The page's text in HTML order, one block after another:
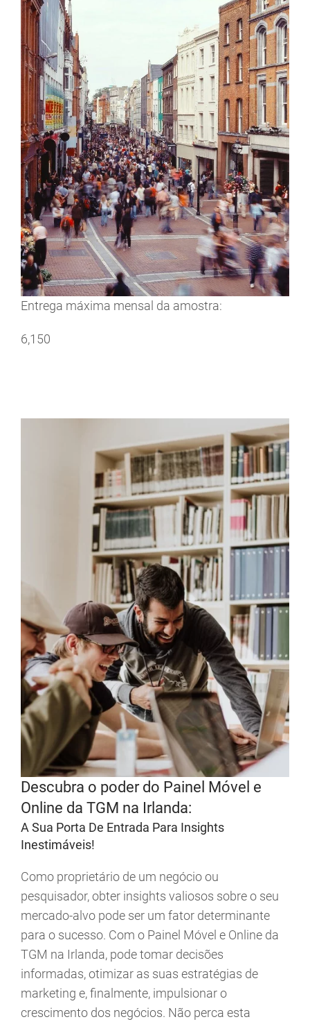
Entrega máxima mensal da amostra:
6,150
Descubra o poder do Painel Móvel e
Online da TGM na Irlanda:
A Sua Porta De Entrada Para Insights
Inestimáveis!
Como proprietário de um negócio ou
pesquisador, obter insights valiosos sobre o seu
mercado-alvo pode ser um fator determinante
para o sucesso. Com o Painel Móvel e Online da
TGM na Irlanda, pode tomar decisões
informadas, otimizar as suas estratégias de
marketing e, finalmente, impulsionar o
crescimento dos negócios. Não perca esta